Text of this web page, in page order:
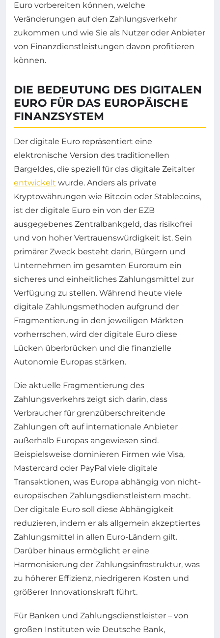
Euro vorbereiten können, welche
Veränderungen auf den Zahlungsverkehr
zukommen und wie Sie als Nutzer oder Anbieter
von Finanzdienstleistungen davon profitieren
können.
DIE BEDEUTUNG DES DIGITALEN
EURO FÜR DAS EUROPÄISCHE
FINANZSYSTEM
Der digitale Euro repräsentiert eine
elektronische Version des traditionellen
Bargeldes, die speziell für das digitale Zeitalter
entwickelt wurde. Anders als private
Kryptowährungen wie Bitcoin oder Stablecoins,
ist der digitale Euro ein von der EZB
ausgegebenes Zentralbankgeld, das risikofrei
und von hoher Vertrauenswürdigkeit ist. Sein
primärer Zweck besteht darin, Bürgern und
Unternehmen im gesamten Euroraum ein
sicheres und einheitliches Zahlungsmittel zur
Verfügung zu stellen. Während heute viele
digitale Zahlungsmethoden aufgrund der
Fragmentierung in den jeweiligen Märkten
vorherrschen, wird der digitale Euro diese
Lücken überbrücken und die finanzielle
Autonomie Europas stärken.
Die aktuelle Fragmentierung des
Zahlungsverkehrs zeigt sich darin, dass
Verbraucher für grenzüberschreitende
Zahlungen oft auf internationale Anbieter
außerhalb Europas angewiesen sind.
Beispielsweise dominieren Firmen wie Visa,
Mastercard oder PayPal viele digitale
Transaktionen, was Europa abhängig von nicht-
europäischen Zahlungsdienstleistern macht.
Der digitale Euro soll diese Abhängigkeit
reduzieren, indem er als allgemein akzeptiertes
Zahlungsmittel in allen Euro-Ländern gilt.
Darüber hinaus ermöglicht er eine
Harmonisierung der Zahlungsinfrastruktur, was
zu höherer Effizienz, niedrigeren Kosten und
größerer Innovationskraft führt.
Für Banken und Zahlungsdienstleister – von
großen Instituten wie Deutsche Bank,